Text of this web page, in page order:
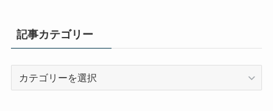
記事カテゴリー